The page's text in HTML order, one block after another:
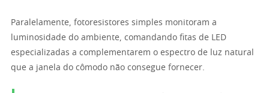
Paralelamente, fotoresistores simples monitoram a
luminosidade do ambiente, comandando fitas de LED
especializadas a complementarem o espectro de luz natural
que a janela do cômodo não consegue fornecer.